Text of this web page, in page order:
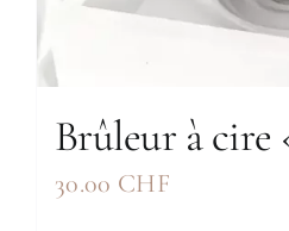
Brûleur à cire
30.00 CHF